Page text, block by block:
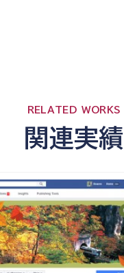
RELATED WORKS
関連実績